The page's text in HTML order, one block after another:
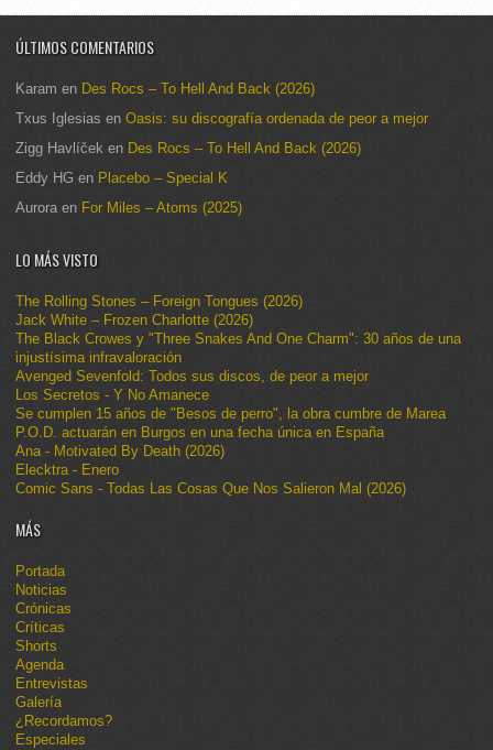
ÚLTIMOS COMENTARIOS
Karam en Des Rocs – To Hell And Back (2026)
Txus Iglesias en Oasis: su discografía ordenada de peor a mejor
Zigg Havlíček en Des Rocs – To Hell And Back (2026)
Eddy HG en Placebo – Special K
Auroraen For Miles – Atoms (2025)
LO MÁS VISTO
The Rolling Stones – Foreign Tongues (2026)
Jack White – Frozen Charlotte (2026)
The Black Crowes y "Three Snakes And One Charm": 30 años de una
injustísima infravaloración
Avenged Sevenfold: Todos sus discos, de peor a mejor
Los Secretos - Y No Amanece
Se cumplen 15 años de "Besos de perro", la obra cumbre de Marea
P.O.D. actuarán en Burgos en una fecha única en España
Ana - Motivated By Death (2026)
Elecktra - Enero
Comic Sans - Todas Las Cosas Que Nos Salieron Mal (2026)
MÁS
Portada
Noticias
Crónicas
Críticas
Shorts
Agenda
Entrevistas
Galería
¿Recordamos?
Especiales